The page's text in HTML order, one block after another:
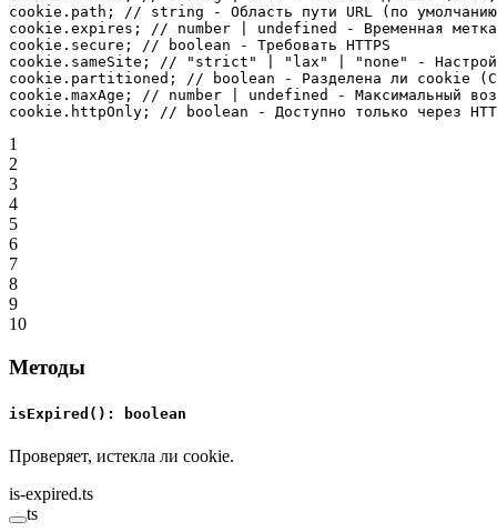
cookie.path; // string - Область пути URL (по
cookie.expires; // number | undefined - Временная
cookie.secure; // boolean - Требовать HTTPS
cookie.sameSite; // "strict" | "lax" | "none" -
cookie.partitioned; // boolean - Разделена ли cookie
cookie.maxAge; // number | undefined - Максимальный
cookie.httpOnly; // boolean - Доступно только через
1
2
3
4
5
6
7
8
9
10
Методы
isExpired(): boolean
Проверяет, истекла ли cookie.
is-expired.ts
ts